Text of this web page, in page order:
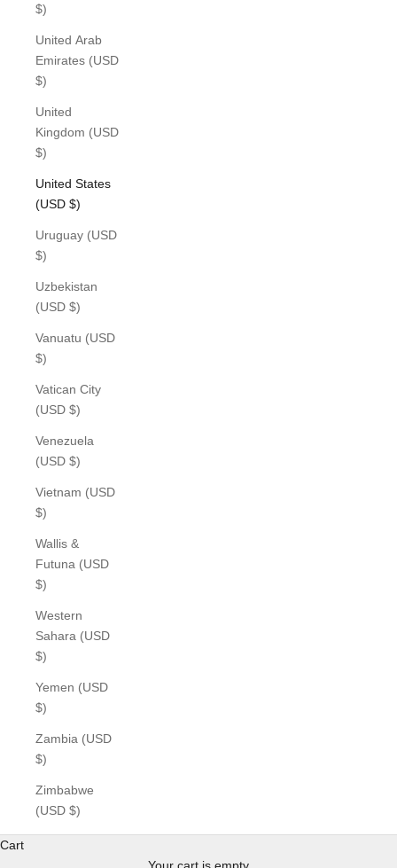
$)
United Arab
Emirates (USD
$)
United
Kingdom (USD
$)
United States
(USD $)
Uruguay (USD
$)
Uzbekistan
(USD $)
Vanuatu (USD
$)
Vatican City
(USD $)
Venezuela
(USD $)
Vietnam (USD
$)
Wallis &
Futuna (USD
$)
Western
Sahara (USD
$)
Yemen (USD
$)
Zambia (USD
$)
Zimbabwe
(USD $)
Cart
Your cart is empty